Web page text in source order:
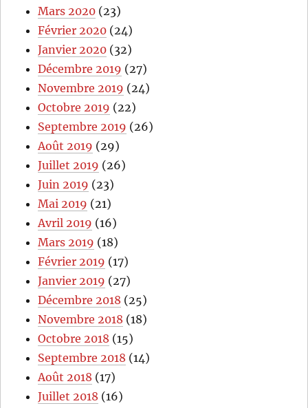
Mars 2020 (23)
Février 2020 (24)
Janvier 2020 (32)
Décembre 2019 (27)
Novembre 2019 (24)
Octobre 2019 (22)
Septembre 2019 (26)
Août 2019 (29)
Juillet 2019 (26)
Juin 2019 (23)
Mai 2019 (21)
Avril 2019 (16)
Mars 2019 (18)
Février 2019 (17)
Janvier 2019 (27)
Décembre 2018 (25)
Novembre 2018 (18)
Octobre 2018 (15)
Septembre 2018 (14)
Août 2018 (17)
Juillet 2018 (16)